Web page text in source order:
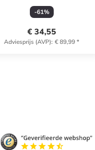
-61%
€ 34,55
Adviesprijs (AVP): € 89,99*